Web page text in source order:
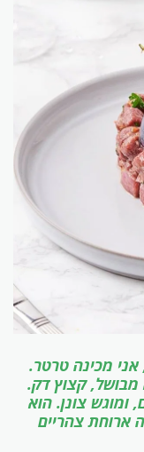
מכינה טרטר.
מבושל, קצוץ דק.
ומוגש צונן. הוא
ארוחת צהריים